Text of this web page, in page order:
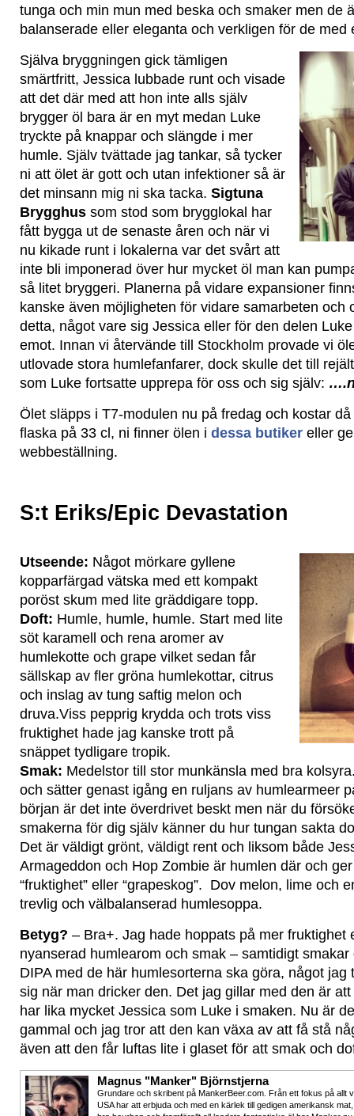
tunga och min mun med beska och smaker men de
balanserade eller eleganta och verkligen för de med
Själva bryggningen gick tämligen
smärtfritt, Jessica lubbade runt och visade
att det där med att hon inte alls själv
brygger öl bara är en myt medan Luke
tryckte på knappar och slängde i mer
humle. Själv tvättade jag tankar, så tycker
ni att ölet är gott och utan infektioner så är
det minsann mig ni ska tacka. Sigtuna
Brygghus som stod som brygglokal har
fått bygga ut de senaste åren och när vi
nu kikade runt i lokalerna var det svårt att
inte bli imponerad över hur mycket öl man kan
så litet bryggeri. Planerna på vidare expansioner
kanske även möjligheten för vidare samarbeten och
detta, något vare sig Jessica eller för den delen
emot. Innan vi återvände till Stockholm provade vi
utlovade stora humlefanfarer, dock skulle det till
som Luke fortsatte upprepa för oss och sig själv:
Ölet släpps i T7-modulen nu på fredag och kostar
flaska på 33 cl, ni finner ölen i dessa butiker eller
webbeställning.
S:t Eriks/Epic Devastation
Utseende: Något mörkare gyllene
kopparfärgad vätska med ett kompakt
poröst skum med lite gräddigare topp.
Doft: Humle, humle, humle. Start med lite
söt karamell och rena aromer av
humlekotte och grape vilket sedan får
sällskap av fler gröna humlekottar, citrus
och inslag av tung saftig melon och
druva.Viss pepprig krydda och trots viss
fruktighet hade jag kanske trott på
snäppet tydligare tropik.
Smak: Medelstor till stor munkänsla med bra
och sätter genast igång en ruljans av humlearmeer
början är det inte överdrivet beskt men när du
smakerna för dig själv känner du hur tungan sakta
Det är väldigt grönt, väldigt rent och liksom både
Armageddon och Hop Zombie är humlen där och
“fruktighet” eller “grapeskog”. Dov melon, lime och
trevlig och välbalanserad humlesoppa.
Betyg? – Bra+. Jag hade hoppats på mer fruktighet
nyanserad humlearom och smak – samtidigt
DIPA med de här humlesorterna ska göra, något jag
sig när man dricker den. Det jag gillar med den är
har lika mycket Jessica som Luke i smaken. Nu är
gammal och jag tror att den kan växa av att få stå
även att den får luftas lite i glaset för att smak och
Magnus "Manker" Björnstjerna
Grundare och skribent på MankerBeer.com. Från ett fokus på allt
USA har att erbjuda och med en kärlek till gedigen amerikansk mat,